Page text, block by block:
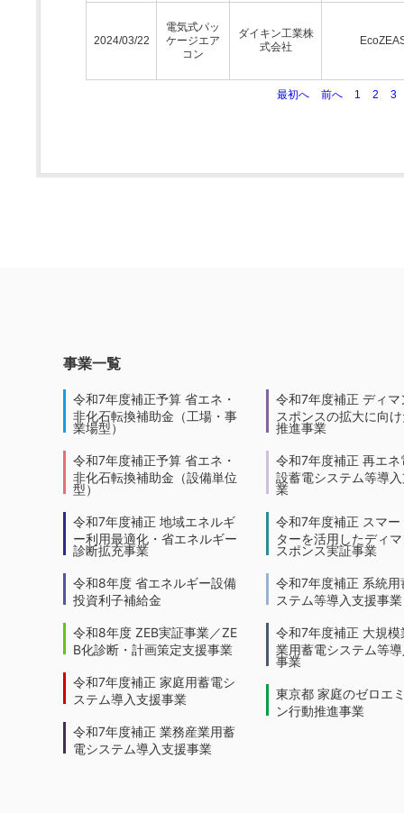
2024/03/22
電気式パッ
ケージエア
コン
ダイキン工業株
式会社
最初へ 前へ 1 2 3
事業一覧
令和7年度補正予算 省エネ・
非化石転換補助金（工場・事
業場型）
令和7年度補正予算 省エネ・
非化石転換補助金（設備単位
型）
令和7年度補正 地域エネルギ
ー利用最適化・省エネルギー
診断拡充事業
令和8年度 省エネルギー設備
投資利子補給金
令和8年度 ZEB実証事業／ZE
B化診断・計画策定支援事業
令和7年度補正 家庭用蓄電シ
ステム導入支援事業
令和7年度補正 業務産業用蓄
電システム導入支援事業
令和7年度補正 ディマ
スポンスの拡大に向
推進事業
令和7年度補正 再エネ
設蓄電システム等導
業
令和7年度補正 スマー
ターを活用したディ
スポンス実証事業
令和7年度補正 系統用
ステム等導入支援事業
令和7年度補正 大規模
業用蓄電システム等
事業
東京都 家庭のゼロエ
ン行動推進事業